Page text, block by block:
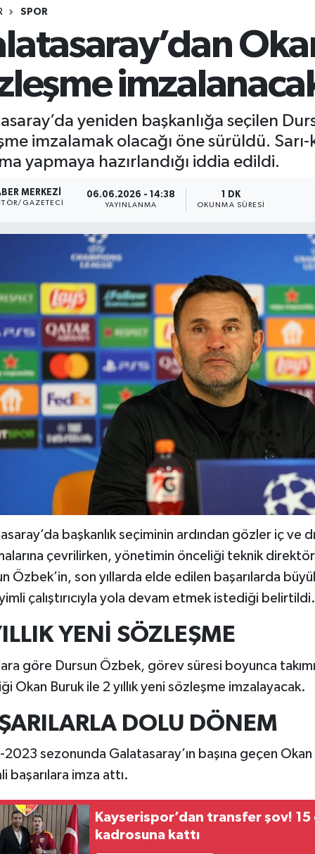
SPOR
yeniden başkanlığa seçilen
imzalamak olacağı öne sürüldü. Sarı-
yapmaya hazırlandığı iddia edildi.
MERKEZI
GAZETECI
06.06.2026 - 14:38
YAYINLANMA
1 DK
OKUNMA SÜRESI
başkanlık seçiminin ardından gözler iç ve
çevrilirken, yönetimin önceliği teknik
Özbek’in, son yıllarda elde edilen başarılarda
çalıştırıcıyla yola devam etmek istediği belirtildi.
YENİ SÖZLEŞME
göre Dursun Özbek, görev süresi boyunca
Okan Buruk ile 2 yıllık yeni sözleşme imzalayacak.
DOLU DÖNEM
sezonunda Galatasaray’ın başına geçen Okan
başarılara imza attı.
Kayserispor’dan transfer şov! 15
kadrosuna kattı
Yayın izle